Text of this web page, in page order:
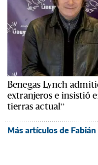
Benegas Lynch
extranjeros e insistió
tierras actual”
Más artículos de Fabián